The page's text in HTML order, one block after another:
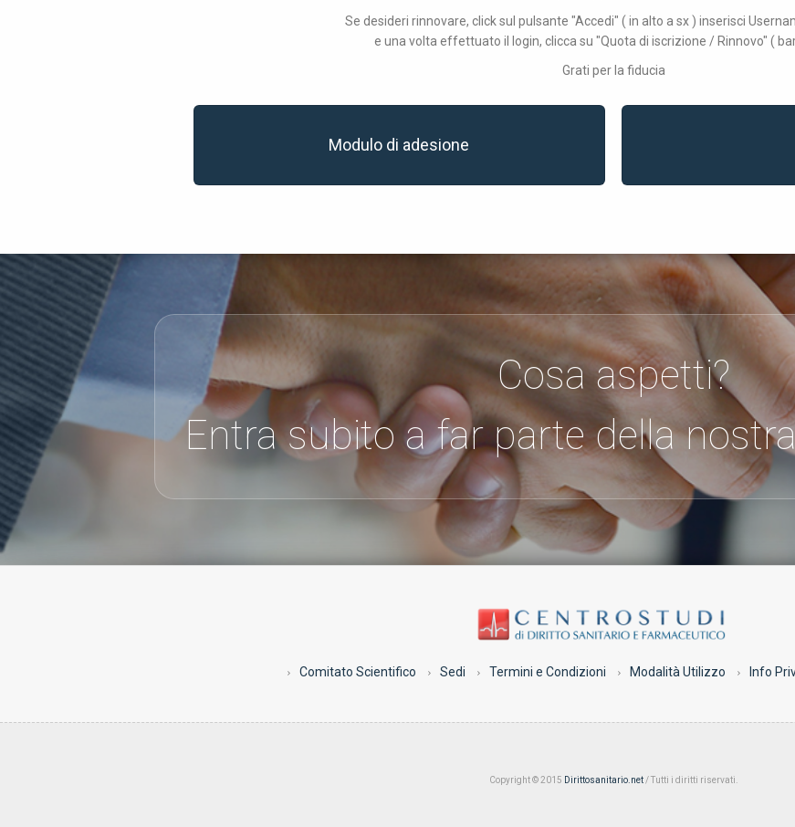
Se desideri rinnovare, click sul pulsante "Accedi" ( in alto a sx ) inserisci
e una volta effettuato il login, clicca su "Quota di iscrizione / Rinnovo" (
Grati per la fiducia
Modulo di adesione
Cosa aspetti?
Entra subito a far parte della
Comitato Scientifico Sedi Termini e Condizioni Modalità Utilizzo Info
Copyright © 2015 Dirittosanitario.net/ Tutti i diritti riservati.